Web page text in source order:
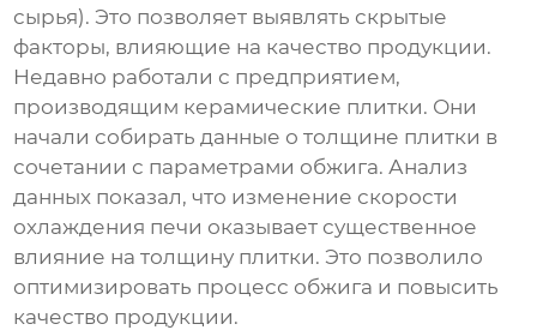
сырья). Это позволяет выявлять скрытые
факторы, влияющие на качество продукции.
Недавно работали с предприятием,
производящим керамические плитки. Они
начали собирать данные о толщине плитки в
сочетании с параметрами обжига. Анализ
данных показал, что изменение скорости
охлаждения печи оказывает существенное
влияние на толщину плитки. Это позволило
оптимизировать процесс обжига и повысить
качество продукции.